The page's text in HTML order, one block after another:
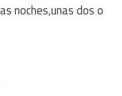
noches,unas dos o